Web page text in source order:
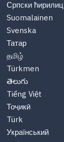
Српски ћирилиц
Suomalainen
Svenska
Татар
தமிழ்
Türkmen
తెలుగు
Tiếng Việt
Тоҷикӣ
Türk
Український